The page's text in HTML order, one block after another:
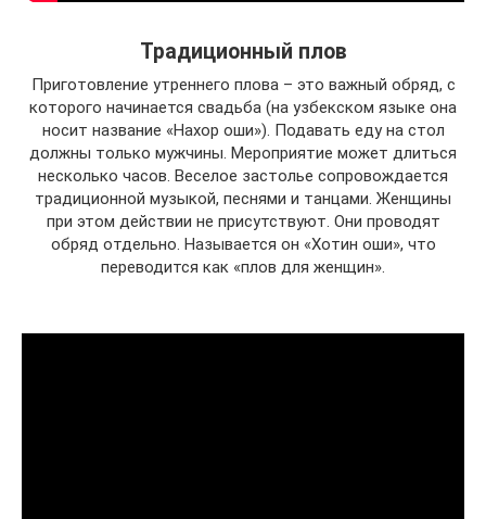
Традиционный плов
Приготовление утреннего плова – это важный обряд, с
которого начинается свадьба (на узбекском языке она
носит название «Нахор оши»). Подавать еду на стол
должны только мужчины. Мероприятие может длиться
несколько часов. Веселое застолье сопровождается
традиционной музыкой, песнями и танцами. Женщины
при этом действии не присутствуют. Они проводят
обряд отдельно. Называется он «Хотин оши», что
переводится как «плов для женщин».